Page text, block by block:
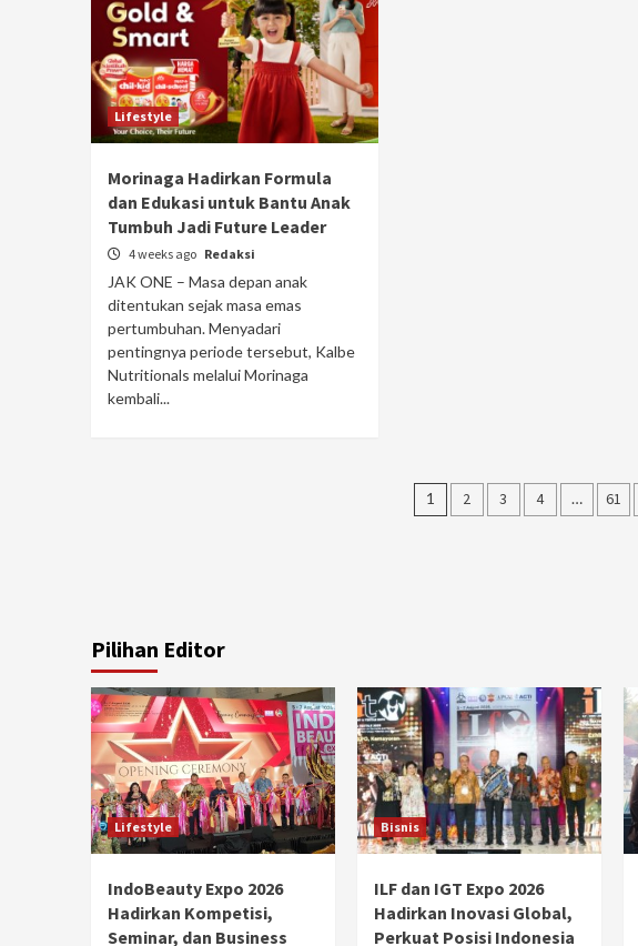
Lifestyle
Morinaga Hadirkan Formula
dan Edukasi untuk Bantu Anak
Tumbuh Jadi Future Leader
4 weeks ago Redaksi
JAK ONE – Masa depan anak
ditentukan sejak masa emas
pertumbuhan. Menyadari
pentingnya periode tersebut, Kalbe
Nutritionals melalui Morinaga
kembali...
Posts
1 2 3 4 … 61
Pilihan Editor
Lifestyle
IndoBeauty Expo 2026
Hadirkan Kompetisi,
Seminar, dan Business
Bisnis
ILF dan IGT Expo 2026
Hadirkan Inovasi Global,
Perkuat Posisi Indonesia